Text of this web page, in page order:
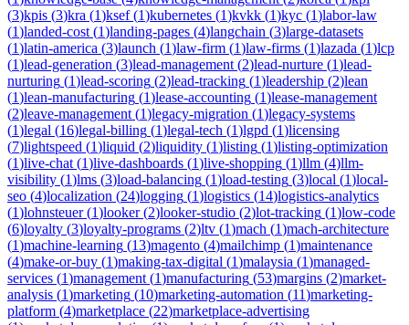
(3)kpis (3)kra (1)ksef(1)kubernetes (1)kvkk (1)kyc (1)labor-law
(1)landed-cost (1)landing-pages (4)langchain (3)large-datasets
(1)latin-america (3)launch (1)law-firm (1)law-firms (1)lazada (1)lcp
(1)lead-generation (3)lead-management (2)lead-nurture (1)lead-
nurturing (1)lead-scoring (2)lead-tracking (1)leadership (2)lean
(1)lean-manufacturing (1)lease-accounting (1)lease-management
(2)leave-management (1)legacy-migration (1)legacy-systems
(1)legal (16)legal-billing (1)legal-tech (1)lgpd (1)licensing
(7)lightspeed (1)liquid (2)liquidity (1)listing (1)listing-optimization
(1)live-chat (1)live-dashboards (1)live-shopping (1)llm (4)llm-
visibility (1)lms (3)load-balancing (1)load-testing (3)local (1)local-
seo (4)localization (24)logging (1)logistics (14)logistics-analytics
(1)lohnsteuer(1)looker(2)looker-studio (2)lot-tracking (1)low-code
(6)loyalty (3)loyalty-programs (2)ltv (1)mach (1)mach-architecture
(1)machine-learning (13)magento (4)mailchimp (1)maintenance
(4)make-or-buy (1)making-tax-digital (1)malaysia (1)managed-
services (1)management (1)manufacturing (53)margins (2)market-
analysis (1)marketing (10)marketing-automation (11)marketing-
platform (4)marketplace (22)marketplace-advertising